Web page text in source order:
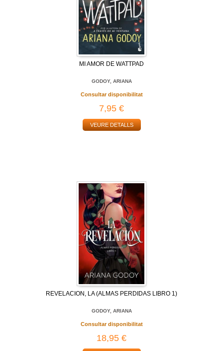
MI AMOR DE WATTPAD
GODOY, ARIANA
Consultar disponibilitat
7,95 €
VEURE DETALLS
REVELACION, LA (ALMAS PERDIDAS LIBRO 1)
GODOY, ARIANA
Consultar disponibilitat
18,95 €